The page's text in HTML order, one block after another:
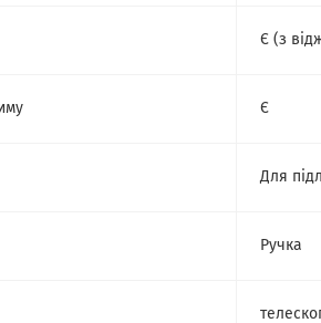
Є (з
Є
Для
Ручка